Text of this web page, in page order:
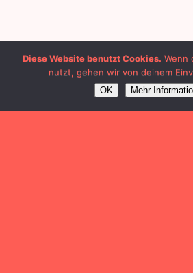
Diese Website benutzt Cookies. Wenn
nutzt, gehen wir von deinem
OK Mehr